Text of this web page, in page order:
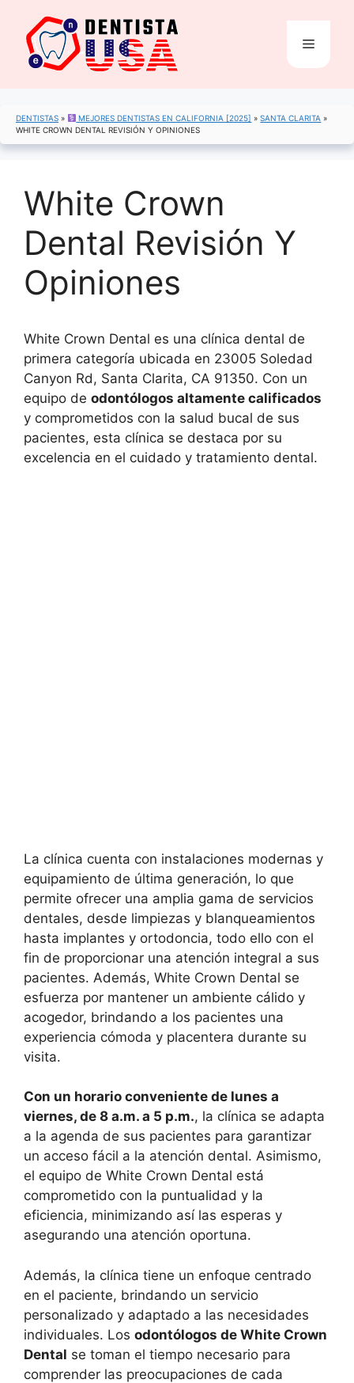
contenido
Menú
DENTISTAS » MEJORES DENTISTAS EN CALIFORNIA [2025] »SANTA CLARITA »
WHITE CROWN DENTAL REVISIÓN Y OPINIONES
White Crown
Dental Revisión Y
Opiniones
White Crown Dental es una clínica dental de
primera categoría ubicada en 23005 Soledad
Canyon Rd, Santa Clarita, CA 91350. Con un
equipo de odontólogos altamente calificados
y comprometidos con la salud bucal de sus
pacientes, esta clínica se destaca por su
excelencia en el cuidado y tratamiento dental.
La clínica cuenta con instalaciones modernas y
equipamiento de última generación, lo que
permite ofrecer una amplia gama de servicios
dentales, desde limpiezas y blanqueamientos
hasta implantes y ortodoncia, todo ello con el
fin de proporcionar una atención integral a sus
pacientes. Además, White Crown Dental se
esfuerza por mantener un ambiente cálido y
acogedor, brindando a los pacientes una
experiencia cómoda y placentera durante su
visita.
Con un horario conveniente de lunes a
viernes, de 8 a.m. a 5 p.m., la clínica se adapta
a la agenda de sus pacientes para garantizar
un acceso fácil a la atención dental. Asimismo,
el equipo de White Crown Dental está
comprometido con la puntualidad y la
eficiencia, minimizando así las esperas y
asegurando una atención oportuna.
Además, la clínica tiene un enfoque centrado
en el paciente, brindando un servicio
personalizado y adaptado a las necesidades
individuales. Los odontólogos de White Crown
Dental se toman el tiempo necesario para
comprender las preocupaciones de cada